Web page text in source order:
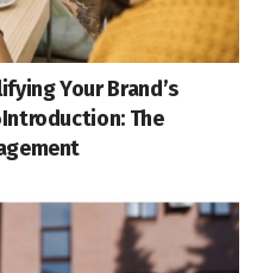
Your Brand’s
The